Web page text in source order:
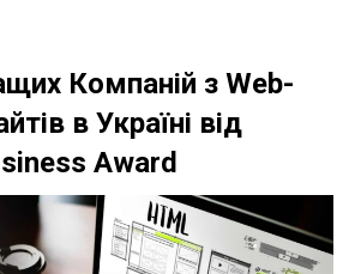
Компаній з Web-
в Україні від
Award